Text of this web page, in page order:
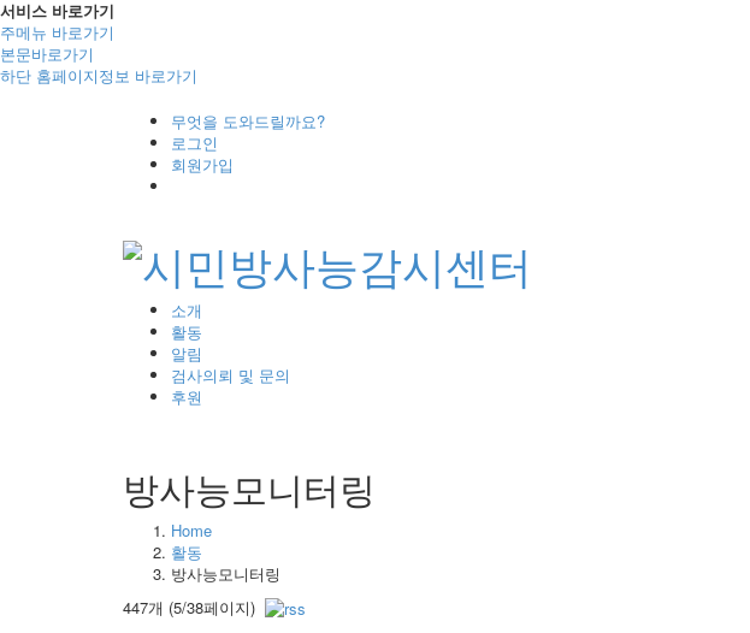
서비스 바로가기
주메뉴 바로가기
본문바로가기
하단 홈페이지정보 바로가기
무엇을 도와드릴까요?
로그인
회원가입
소개
활동
알림
검사의뢰 및 문의
후원
방사능모니터링
Home
활동
방사능모니터링
447개 (5/38페이지)